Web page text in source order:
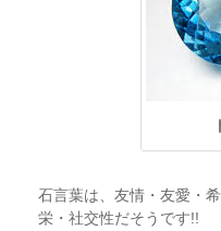
石言葉は、友情・友愛・
栄・社交性だそうです!!